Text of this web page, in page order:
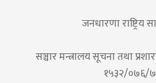
जनधारणा राष्ट्रिय
सञ्चार मन्त्रालय सूचना तथा
१५३२/०७६/